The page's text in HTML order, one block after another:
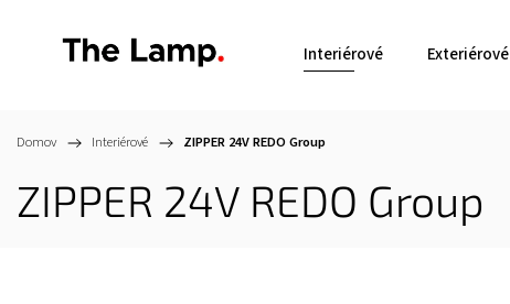
Interiérové Exteriérové
Domov / Interiérové / ZIPPER 24VREDO Group
ZIPPER 24V REDO Group